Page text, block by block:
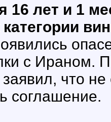
16 лет и 1
категории
с Ираном.
что не
соглашение.